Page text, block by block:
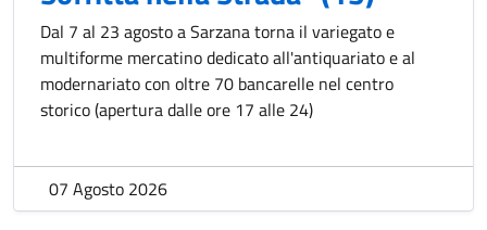
Dal 7 al 23 agosto a Sarzana torna il variegato e
multiforme mercatino dedicato all'antiquariato e al
modernariato con oltre 70 bancarelle nel centro
storico (apertura dalle ore 17 alle 24)
07 Agosto 2026